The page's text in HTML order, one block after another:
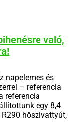
való,
napelemes és
– referencia
referencia
egy 8,4
R290 hőszivattyút,